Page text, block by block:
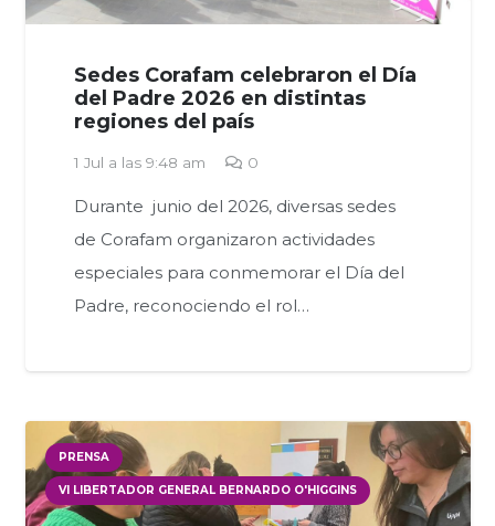
Sedes Corafam celebraron el Día
del Padre 2026 en distintas
regiones del país
1 Jul a las 9:48 am 0
Durante junio del 2026, diversas sedes
de Corafam organizaron actividades
especiales para conmemorar el Día del
Padre, reconociendo el rol…
PRENSA
VI LIBERTADOR GENERAL BERNARDO O'HIGGINS